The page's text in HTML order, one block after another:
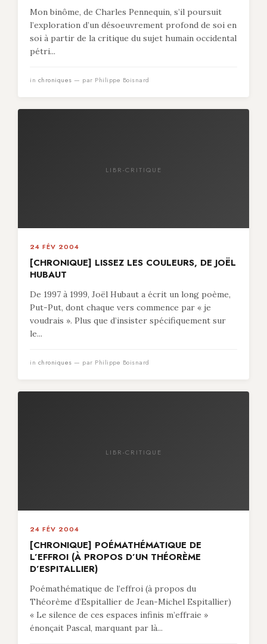
Mon binôme, de Charles Pennequin, s’il poursuit
l’exploration d’un désoeuvrement profond de soi en
soi à partir de la critique du sujet humain occidental
pétri...
in chroniques — par Philippe Boisnard
LIBR-CRITIQUE
24 FÉV 2004
[CHRONIQUE] LISSEZ LES COULEURS, DE JOËL
HUBAUT
De 1997 à 1999, Joël Hubaut a écrit un long poème,
Put-Put, dont chaque vers commence par « je
voudrais ». Plus que d’insister spécifiquement sur
le...
in chroniques — par Philippe Boisnard
LIBR-CRITIQUE
24 FÉV 2004
[CHRONIQUE] POÉMATHÉMATIQUE DE
L’EFFROI (À PROPOS D’UN THÉORÈME
D’ESPITALLIER)
Poémathématique de l’effroi (à propos du
Théorème d’Espitallier de Jean-Michel Espitallier)
« Le silence de ces espaces infinis m’effraie »
énonçait Pascal, marquant par là...